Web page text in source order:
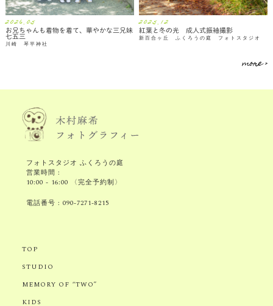
2026.05
お兄ちゃんも着物を着て、華やかな三兄妹
七五三
川崎 琴平神社
2025.12
紅葉と冬の光 成人式振袖撮影
新百合ヶ丘 ふくろうの庭 フォトスタジオ
more >
フォトスタジオ ふくろうの庭
営業時間 :
10:00 - 16:00 〈完全予約制〉
電話番号 :090-7271-8215
TOP
STUDIO
MEMORY OF “TWO”
KIDS